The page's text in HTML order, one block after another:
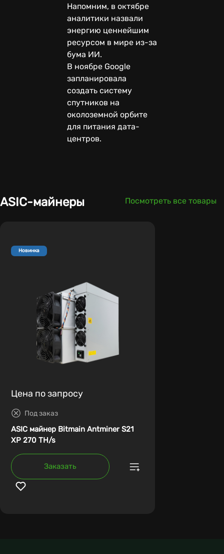
Напомним, в октябре
аналитики назвали
энергию ценнейшим
ресурсом в мире из-за
бума ИИ.
В ноябре Google
запланировала
создать систему
спутников на
околоземной орбите
для питания дата-
центров.
ASIC-майнеры Посмотреть все товары
Новинка
Цена по запросу
Под заказ
ASIC майнер Bitmain Antminer S21
XP 270 TH/s
Заказать